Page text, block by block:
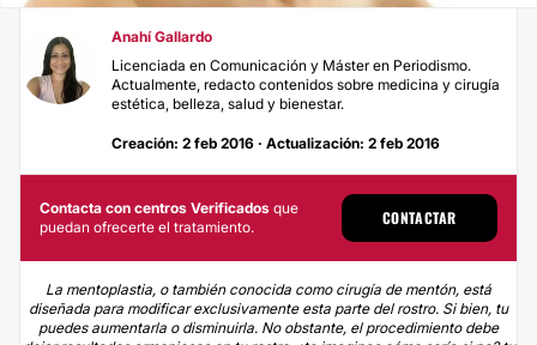
Anahí Gallardo
Licenciada en Comunicación y Máster en Periodismo.
Actualmente, redacto contenidos sobre medicina y cirugía
estética, belleza, salud y bienestar.
Creación: 2 feb 2016 · Actualización: 2 feb 2016
Contacta con centros Verificados que
puedan ofrecerte el tratamiento.
CONTACTAR
La mentoplastia, o también conocida como cirugía de mentón, está
diseñada para modificar exclusivamente esta parte del rostro. Si bien, tu
puedes aumentarla o disminuirla. No obstante, el procedimiento debe